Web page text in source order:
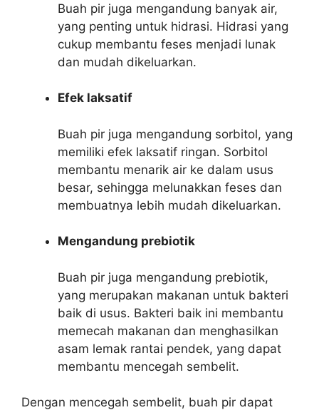
Buah pir juga mengandung banyak air,
yang penting untuk hidrasi. Hidrasi yang
cukup membantu feses menjadi lunak
dan mudah dikeluarkan.
Efek laksatif
Buah pir juga mengandung sorbitol, yang
memiliki efek laksatif ringan. Sorbitol
membantu menarik air ke dalam usus
besar, sehingga melunakkan feses dan
membuatnya lebih mudah dikeluarkan.
Mengandung prebiotik
Buah pir juga mengandung prebiotik,
yang merupakan makanan untuk bakteri
baik di usus. Bakteri baik ini membantu
memecah makanan dan menghasilkan
asam lemak rantai pendek, yang dapat
membantu mencegah sembelit.
Dengan mencegah sembelit, buah pir dapat